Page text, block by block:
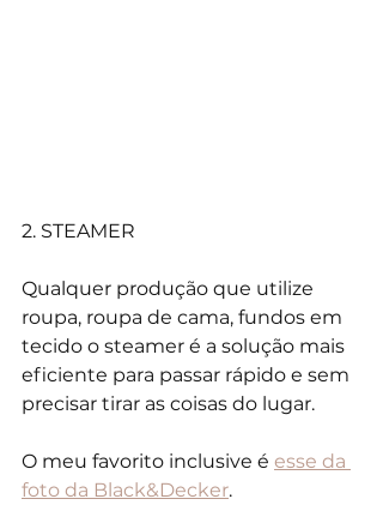
2. STEAMER
Qualquer produção que utilize
roupa, roupa de cama, fundos em
tecido o steamer é a solução mais
eficiente para passar rápido e sem
precisar tirar as coisas do lugar.
O meu favorito inclusive é esse da
foto da Black&Decker.